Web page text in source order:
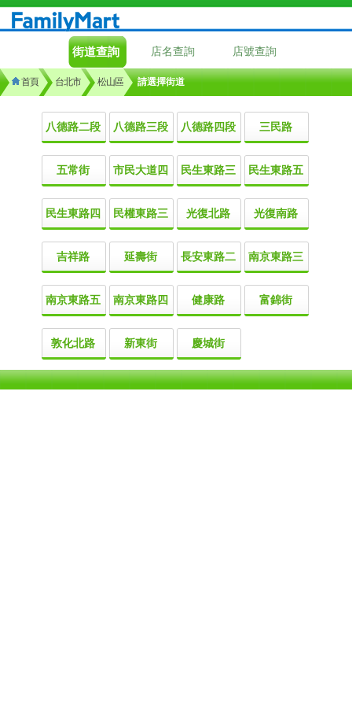
街道查詢 店名查詢 店號查詢
首頁 台北市 松山區 請選擇街道
八德路二段 八德路三段 八德路四段 三民路
五常街 市民大道四 民生東路三 民生東路五
民生東路四 民權東路三 光復北路 光復南路
吉祥路 延壽街 長安東路二 南京東路三
南京東路五 南京東路四 健康路 富錦街
敦化北路 新東街 慶城街